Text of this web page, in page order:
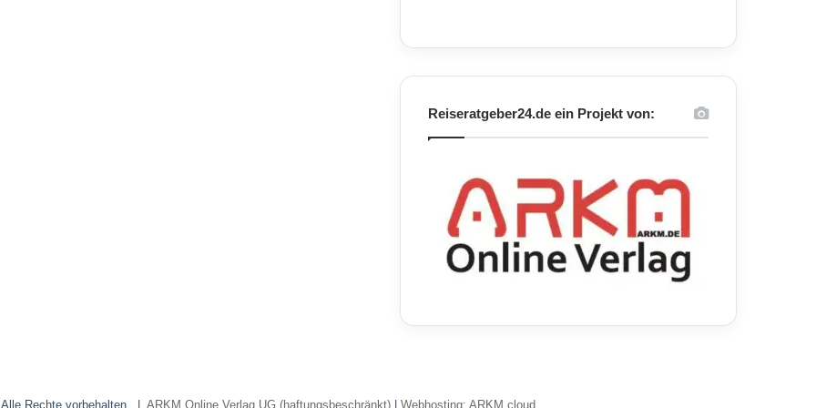
Reiseratgeber24.de ein Projekt von:
Rechte vorbehalten. | ARKM Online Verlag UG (haftungsbeschränkt)| Webhosting: ARKM.cloud